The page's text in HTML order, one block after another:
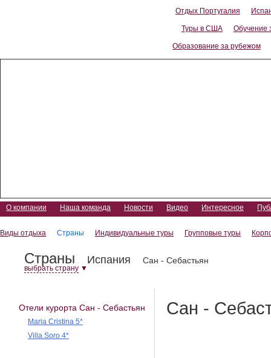
Отдых Португалия
Туры в США Обучение
Образование за рубежом
О компании Наша команда Новости Видео Интересное
Виды отдыха Страны Индивидуальные туры Групповые туры
Страны Испания Сан - Себастьян
▼
выбрать страну
Отели курорта Сан - Себастьян
Maria Cristina 5*
Villa Soro 4*
Сан -